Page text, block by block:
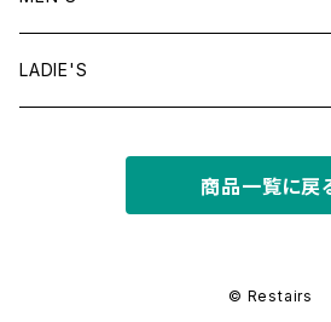
tops
LADIE'S
商品一覧に戻
© Restairs